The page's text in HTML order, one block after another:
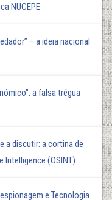
NUCEPE
– a ideia nacional
a falsa trégua
a discutir: a cortina de
Intelligence (OSINT)
e Tecnologia